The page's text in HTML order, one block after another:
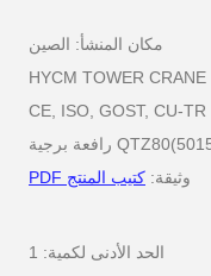
مكان المنشأ: الصين
وثيقة: كتيب المنتج PDF
الحد الأدنى لكمية: 1